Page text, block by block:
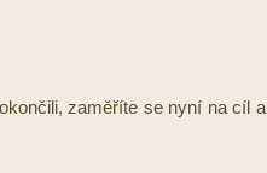
zaměříte se nyní na cíl a